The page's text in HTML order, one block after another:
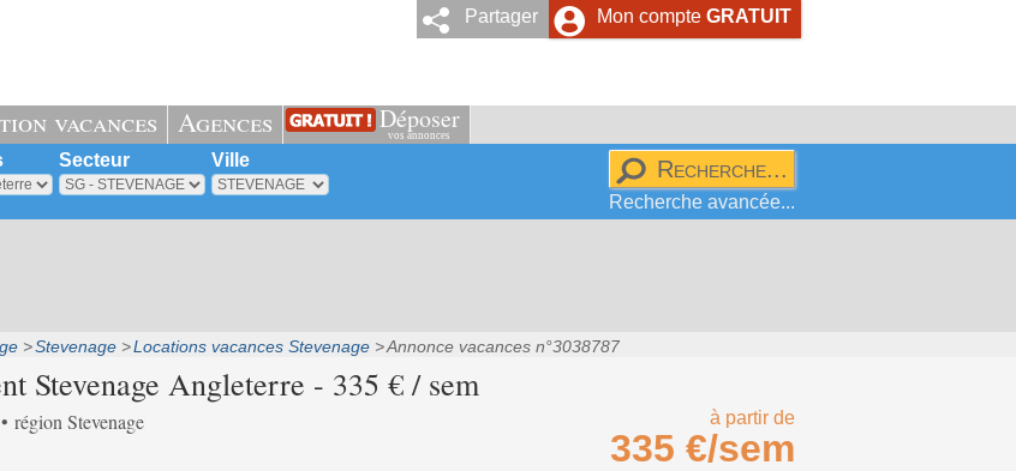
Mon compte GRATUIT
Partager
vacances Agences Déposer
vos annonces
Secteur Ville
Recherche avancée...
Stevenage Locations vacances Stevenage Annonce vacances n°3038787
Stevenage Angleterre - 335 € / sem
région Stevenage à partir de
335 €/sem